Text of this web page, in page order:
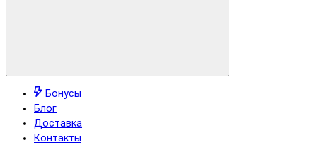
Бонусы
Блог
Доставка
Контакты